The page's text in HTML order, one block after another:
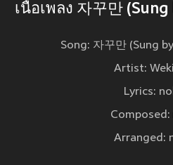
เนื้อเพลง 자꾸만
Song: 자꾸만 (Sung
Artist:
Lyrics:
Composed:
Arranged: